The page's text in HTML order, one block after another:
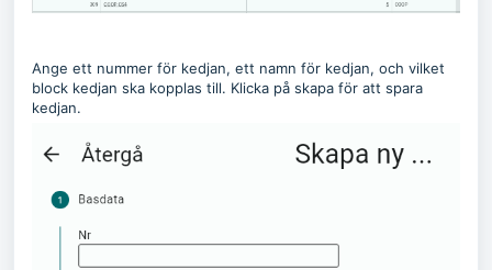
Ange ett nummer för kedjan, ett namn för kedjan, och vilket
block kedjan ska kopplas till. Klicka på skapa för att spara
kedjan.